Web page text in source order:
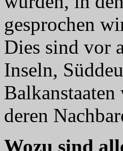
gesprochen
Dies sind vor
Inseln,
deren
Wozu sind